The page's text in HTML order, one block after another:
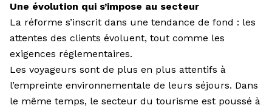
Une évolution qui s’impose au secteur
La réforme s’inscrit dans une tendance de fond : les
attentes des clients évoluent, tout comme les
exigences réglementaires.
Les voyageurs sont de plus en plus attentifs à
l’empreinte environnementale de leurs séjours. Dans
le même temps, le secteur du tourisme est poussé à